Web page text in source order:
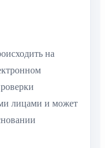
на
лицами и может